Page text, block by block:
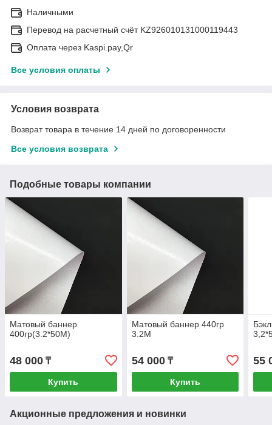
Наличными
Перевод на расчетный счёт KZ926010131000119443
Оплата через Kaspi.pay,Qr
Все условия оплаты
Условия возврата
Возврат товара в течение 14 дней по договоренности
Все условия возврата
Подобные товары компании
Матовый баннер
400гр(3.2*50M)
48 000 ₸
Купить
Матовый баннер 440гр
3.2M
54 000₸
Купить
55
Акционные предложения и новинки